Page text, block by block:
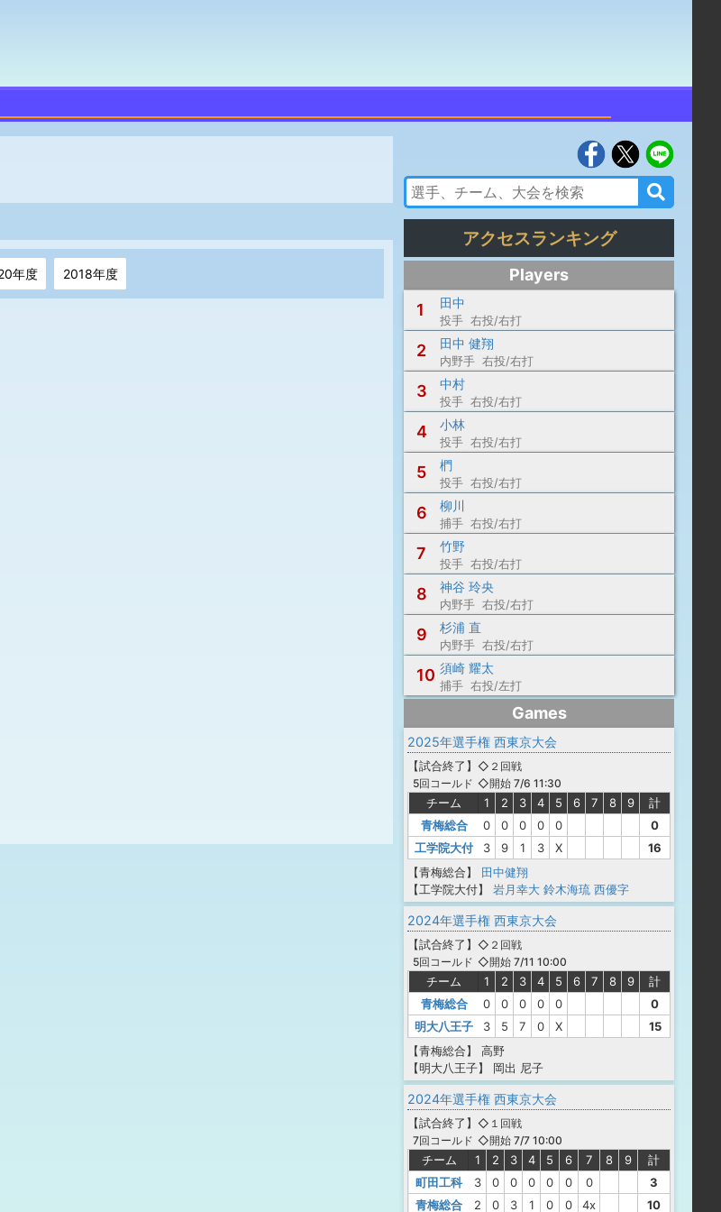
年度 2018年度
アクセスランキング
Players
1
田中
投手 右投/右打
2 田中 健翔
内野手 右投/右打
3 中村
投手 右投/右打
4 小林
投手 右投/右打
5 椚
投手 右投/右打
6 柳川
捕手 右投/右打
7 竹野
投手 右投/右打
8 神谷 玲央
内野手 右投/右打
9 杉浦 直
内野手 右投/右打
10 須崎 耀太
捕手 右投/左打
Games
2025年選手権 西東京大会
【試合終了 】
5回コールド
◇２回戦
◇開始 7/6 11:30
チーム 1 2 3 4 5 6 7 8 9
計
青梅総合
0 0 0 0 0
0
工学院大付
3 9 1 3 X
16
【青梅総合】
田中健翔
【工学院大付】
岩月幸大 鈴木海琉 西優字
2024年選手権 西東京大会
【試合終了 】
5回コールド
◇２回戦
◇開始 7/11 10:00
チーム 1 2 3 4 5 6 7 8 9
計
青梅総合
0 0 0 0 0
0
明大八王子
3 5 7 0 X
15
【青梅総合】
高野
【明大八王子】
岡出 尼子
2024年選手権 西東京大会
【試合終了 】
7回コールド
◇１回戦
◇開始 7/7 10:00
チーム 1 2 3 4 5 6 7 8 9
計
町田工科
3 0 0 0 0 0 0
3
青梅総合
2 0 3 1 0 0 4x 10